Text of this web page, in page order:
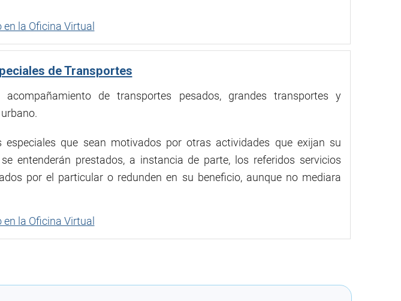
la Oficina Virtual
de Transportes
de transportes pesados, grandes transportes y
especiales que sean motivados por otras actividades que exijan su
entenderán prestados, a instancia de parte, los referidos servicios
por el particular o redunden en su beneficio, aunque no mediara
la Oficina Virtual